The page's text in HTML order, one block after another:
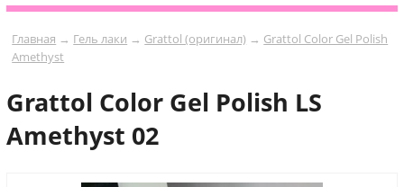
Главная → Гель лаки → Grattol (оригинал) → Grattol Color Gel Polish
Amethyst
Grattol Color Gel Polish LS
Amethyst 02